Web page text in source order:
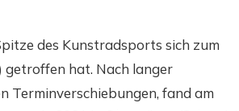
des Kunstradsports sich zum
getroffen hat. Nach langer
Terminverschiebungen, fand am